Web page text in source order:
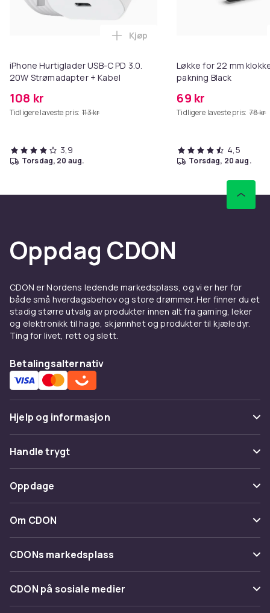
iPhone Hurtiglader USB-C PD 3.0.
20W Strømadapter + Kabel
108 kr
Tidligere laveste pris: 113 kr
Legg iPhone Hurtiglader USB-C
Kjøp
3,9
torsdag, 20 aug.
Løkke for 22 mm
pakning Black
69 kr
Tidligere laveste pris: 78 kr
4,5
torsdag, 20 aug.
Oppdag CDON
CDON er Nordens ledende markedsplass, og vi er her for
både små hverdagsbehov og store drømmer. Her finner du et
stadig større utvalg av produkter innen alt fra gaming, leker
og elektronikk til hage, skjønnhet og produkter til kjæledyr.
Ting for livet, rett og slett.
Betalingsalternativ
Hjelp og informasjon
Vanlige spørsmål
Spor pakke
Angre & returner her
Kontakt oss
Handle trygt
Betaling
Levering
Tilbakekallinger
Oppdage
Kategorier
Varemerker
Om CDON
Om oss
Kundeanmeldelser
Jobbe på CDON
CDONs markedsplass
Merchant Help Center
CDON på sosiale medier